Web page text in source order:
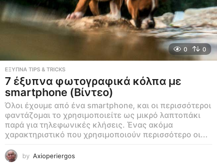
0 0
ΕΞΥΠΝΑ TIPS & TRICKS
7 έξυπνα φωτογραφικά κόλπα με
smartphone (Βίντεο)
Όλοι έχουμε από ένα smartphone, και οι περισσότεροι
φαντάζομαι το χρησιμοποιείτε ως μικρό λαπτοπάκι
παρά για τηλεφωνικές κλήσεις. Ένας ακόμα
χαρακτηριστικό που χρησιμοποιούν περισσότερο οι...
by Axioperiergos